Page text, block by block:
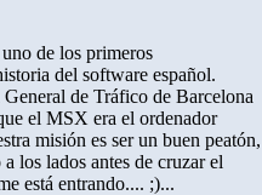
de los primeros
del software español.
de Tráfico de Barcelona
el MSX era el ordenador
misión es ser un buen peatón,
los lados antes de cruzar el
está entrando.... ;)...